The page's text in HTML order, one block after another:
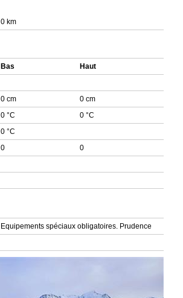
0 km
Bas
Haut
0 cm
0 cm
0 °C
0 °C
0 °C
0
0
Equipements spéciaux obligatoires. Prudence